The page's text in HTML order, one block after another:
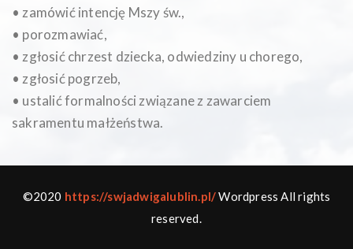
• zamówić intencję Mszy św.,
• porozmawiać,
• zgłosić chrzest dziecka, odwiedziny u chorego,
• zgłosić pogrzeb,
• ustalić formalności związane z zawarciem
sakramentu małżeństwa.
©2020 https://swjadwigalublin.pl/Wordpress All rights
reserved.